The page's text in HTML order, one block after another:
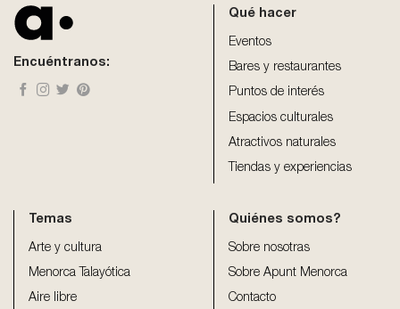
left
Encuéntranos:
Qué hacer
Eventos
Bares y restaurantes
Puntos de interés
Espacios culturales
Atractivos naturales
Tiendas y experiencias
Temas
Arte y cultura
Menorca Talayótica
Aire libre
Quiénes somos?
Sobre nosotras
Sobre Apunt Menorca
Contacto